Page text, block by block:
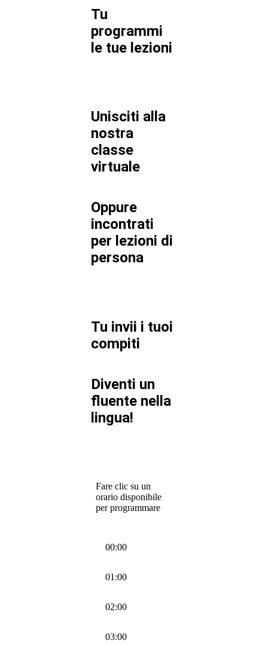
Tu
programmi
le tue lezioni
Unisciti alla
nostra
classe
virtuale
Oppure
incontrati
per lezioni di
persona
Tu invii i tuoi
compiti
Diventi un
fluente nella
lingua!
Fare clic su un
orario disponibile
per programmare
00:00
01:00
02:00
03:00